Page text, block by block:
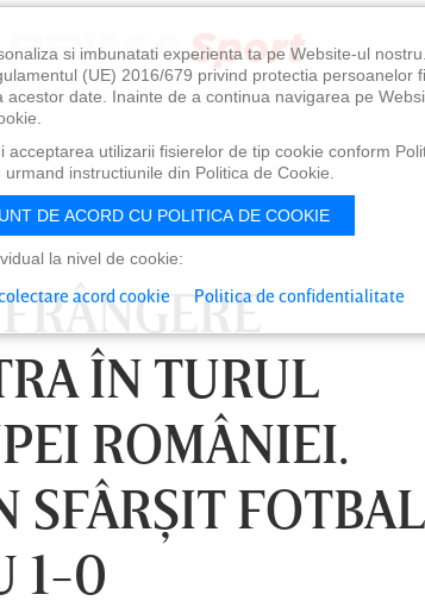
ÎN TURUL
ROMÂNIEI.
SFÂRŞIT
1-0
DUMINICĂ 09 AUG, 21:30
si imbunatati experienta ta pe Website-ul
(UE) 2016/679 privind protectia persoanelor
date. Inainte de a continua navigarea pe
utilizarii fisierelor de tip cookie conform
instructiunile din Politica de Cookie.
DE ACORD CU POLITICA DE COOKIE
la nivel de cookie:
acord cookie Politica de confidentialitate